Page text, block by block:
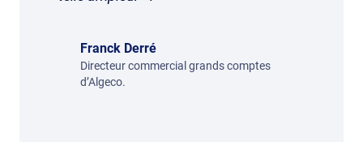
Franck Derré
Directeur commercial grands comptes
d’Algeco.